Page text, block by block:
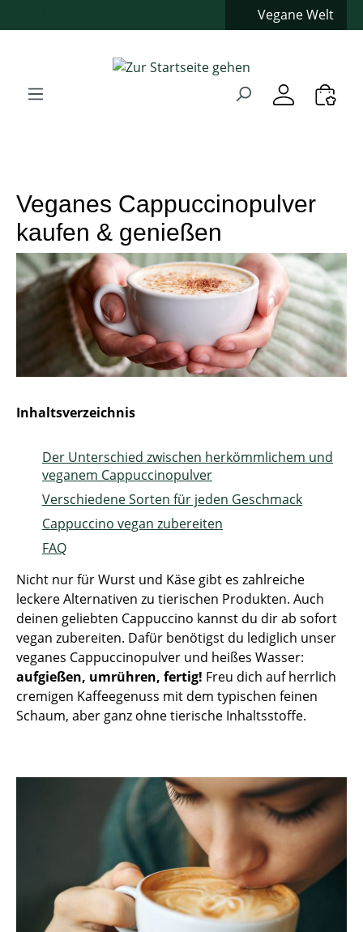
Zur Hauptnavigation springen
Vegane Welt
Veganes Cappuccinopulver
kaufen & genießen
Inhaltsverzeichnis
Der Unterschied zwischen herkömmlichem und
veganem Cappuccinopulver
Verschiedene Sorten für jeden Geschmack
Cappuccino vegan zubereiten
FAQ
Nicht nur für Wurst und Käse gibt es zahlreiche
leckere Alternativen zu tierischen Produkten. Auch
deinen geliebten Cappuccino kannst du dir ab sofort
vegan zubereiten. Dafür benötigst du lediglich unser
veganes Cappuccinopulver und heißes Wasser:
aufgießen, umrühren, fertig! Freu dich auf herrlich
cremigen Kaffeegenuss mit dem typischen feinen
Schaum, aber ganz ohne tierische Inhaltsstoffe.